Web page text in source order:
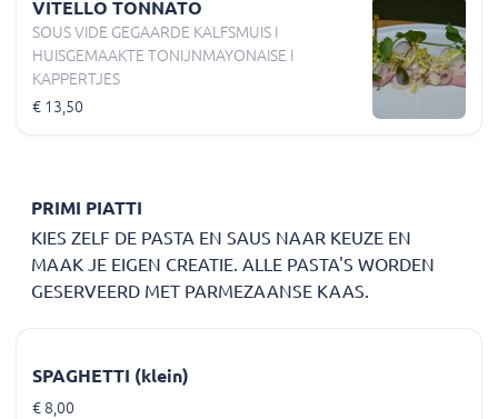
VITELLO TONNATO
SOUS VIDE GEGAARDE KALFSMUIS I
HUISGEMAAKTE TONIJNMAYONAISE I
KAPPERTJES
€ 13,50
PRIMI PIATTI
KIES ZELF DE PASTA EN SAUS NAAR KEUZE EN
MAAK JE EIGEN CREATIE. ALLE PASTA'S WORDEN
GESERVEERD MET PARMEZAANSE KAAS.
SPAGHETTI (klein)
€ 8,00